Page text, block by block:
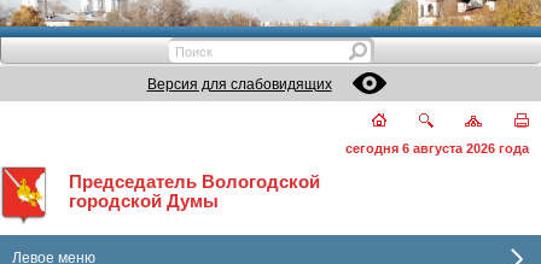
Версия для слабовидящих
сегодня 6 августа 2026 года
Председатель Вологодской
городской Думы
Левое меню